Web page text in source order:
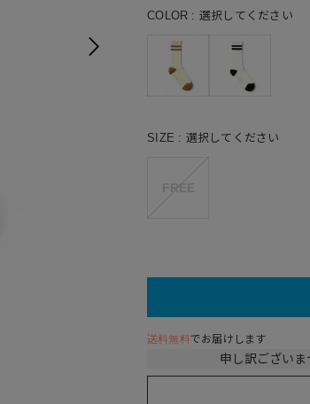
COLOR 選択してください
SIZE 選択してください
送料無料 でお届けします
申し訳ございま